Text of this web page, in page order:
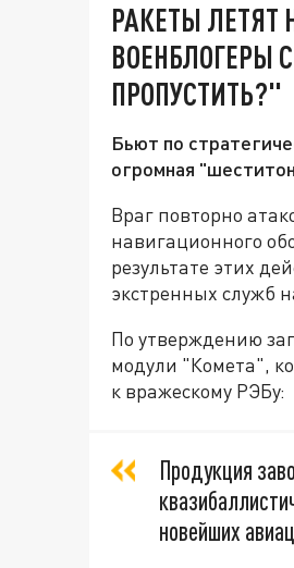
РАКЕТЫ
ВОЕНБЛОГЕРЫ
ПРОПУСТИТЬ?"
Бьют по
огромная
Враг повторно
навигационного
результате этих
экстренных служб
По утверждению
модули "Комета",
к вражескому РЭБу:
Продукция
новейших